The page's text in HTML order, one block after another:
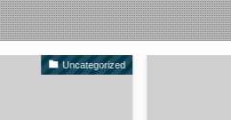
Uncategorized